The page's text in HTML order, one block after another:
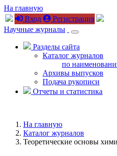
На главную
Вход
Регистрация
Научные журналы
Разделы сайта
Каталог журналов
по
Архивы выпусков
Подача рукописи
Отчеты и статистика
На главную
Каталог журналов
Теоретические основы